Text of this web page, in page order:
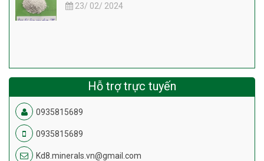
23/ 02/ 2024
Hỗ trợ trực tuyến
0935815689
0935815689
Kd8.minerals.vn@gmail.com